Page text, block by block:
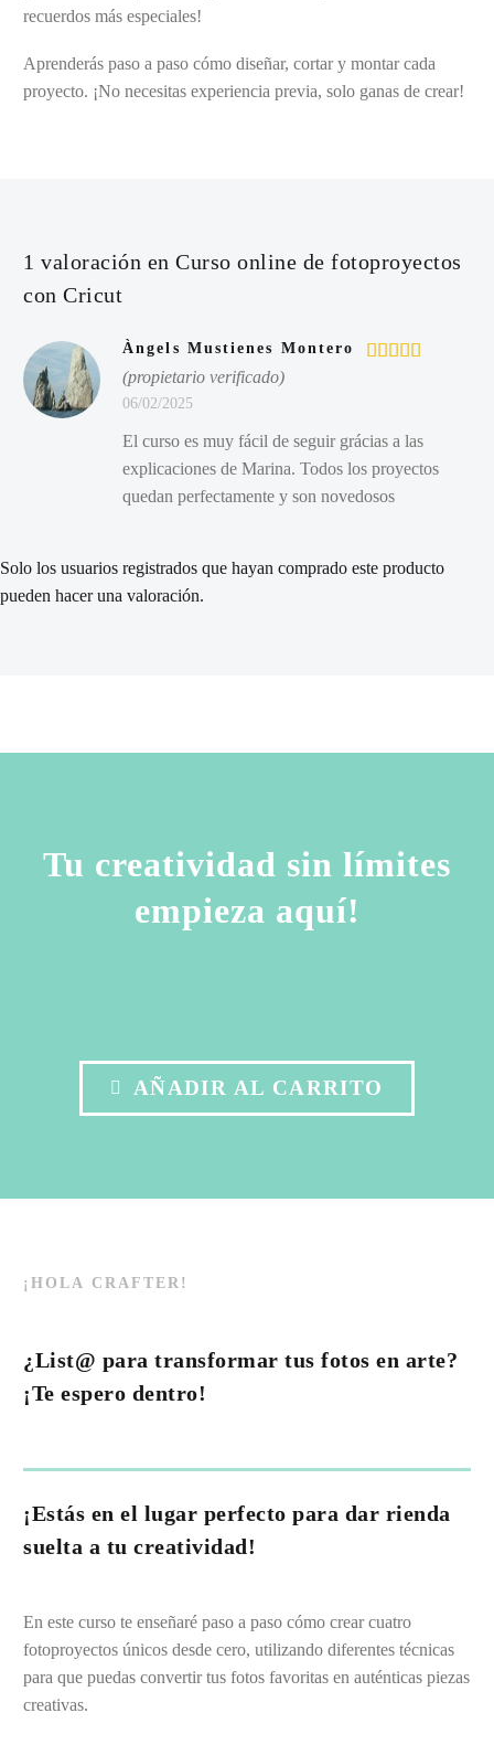
recuerdos más especiales!
Aprenderás paso a paso cómo diseñar, cortar y montar cada
proyecto. ¡No necesitas experiencia previa, solo ganas de crear!
1 valoración en Curso online de fotoproyectos
con Cricut
Àngels Mustienes Montero
(propietario verificado)
06/02/2025
El curso es muy fácil de seguir grácias a las
explicaciones de Marina. Todos los proyectos
quedan perfectamente y son novedosos
Solo los usuarios registrados que hayan comprado este producto
pueden hacer una valoración.
Tu creatividad sin límites
empieza aquí!
 AÑADIR AL CARRITO
¡HOLA CRAFTER!
¿List@ para transformar tus fotos en arte?
¡Te espero dentro!
¡Estás en el lugar perfecto para dar rienda
suelta a tu creatividad!
En este curso te enseñaré paso a paso cómo crear cuatro
fotoproyectos únicos desde cero, utilizando diferentes técnicas
para que puedas convertir tus fotos favoritas en auténticas piezas
creativas.